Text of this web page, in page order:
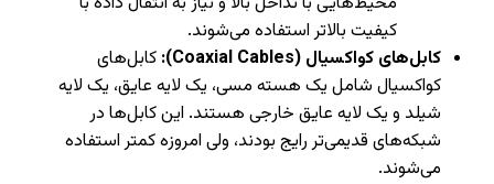
کیفیت بالاتر استفاده می‌شوند.
کابل‌های کواکسیال (Coaxial Cables):
کابل‌های
کواکسیال شامل یک هسته مسی، یک لایه عایق، یک لایه
شیلد و یک لایه عایق خارجی هستند. این کابل‌ها در
شبکه‌های قدیمی‌تر رایج بودند، ولی امروزه کمتر استفاده
می‌شوند.